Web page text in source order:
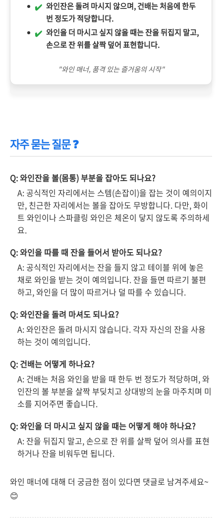
와인잔은 돌려 마시지 않으며, 건배는 처음에 한두
번 정도가 적당합니다.
와인을 더 마시고 싶지 않을 때는 잔을 뒤집지 말고,
손으로 잔 위를 살짝 덮어 표현합니다.
"와인 매너, 품격 있는 즐거움의 시작"
자주 묻는 질문 ❓
Q: 와인잔을 볼(몸통) 부분을 잡아도 되나요?
A: 공식적인 자리에서는 스템(손잡이)을 잡는 것이 예의이지
만, 친근한 자리에서는 볼을 잡아도 무방합니다. 다만, 화이
트 와인이나 스파클링 와인은 체온이 닿지 않도록 주의하세
요.
Q: 와인을 따를 때 잔을 들어서 받아도 되나요?
A: 공식적인 자리에서는 잔을 들지 않고 테이블 위에 놓은
채로 와인을 받는 것이 예의입니다. 잔을 들면 따르기 불편
하고, 와인을 더 많이 따르거나 덜 따를 수 있습니다.
Q: 와인잔을 돌려 마셔도 되나요?
A: 와인잔은 돌려 마시지 않습니다. 각자 자신의 잔을 사용
하는 것이 예의입니다.
Q: 건배는 어떻게 하나요?
A: 건배는 처음 와인을 받을 때 한두 번 정도가 적당하며, 와
인잔의 볼 부분을 살짝 부딪치고 상대방의 눈을 마주치며 미
소를 지어주면 좋습니다.
Q: 와인을 더 마시고 싶지 않을 때는 어떻게 해야 하나요?
A: 잔을 뒤집지 말고, 손으로 잔 위를 살짝 덮어 의사를 표현
하거나 잔을 비워두면 됩니다.
와인 매너에 대해 더 궁금한 점이 있다면 댓글로 남겨주세요~
😊